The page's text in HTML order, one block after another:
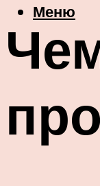
Меню